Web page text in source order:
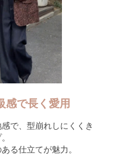
感で長く愛用
で、型崩れしにくくき
る仕立てが魅力。